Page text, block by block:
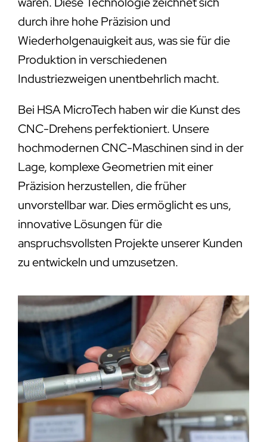
durch ihre hohe Präzision und
Wiederholgenauigkeit aus, was sie für die
Produktion in verschiedenen
Industriezweigen unentbehrlich macht.
Bei HSA MicroTech haben wir die Kunst des
CNC-Drehens perfektioniert. Unsere
hochmodernen CNC-Maschinen sind in der
Lage, komplexe Geometrien mit einer
Präzision herzustellen, die früher
unvorstellbar war. Dies ermöglicht es uns,
innovative Lösungen für die
anspruchsvollsten Projekte unserer Kunden
zu entwickeln und umzusetzen.